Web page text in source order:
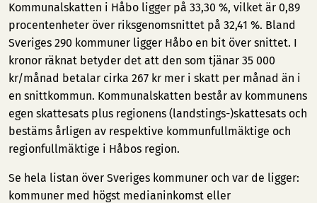
Kommunalskatten i Håbo ligger på 33,30 %, vilket är 0,89
procentenheter över riksgenomsnittet på 32,41 %. Bland
Sveriges 290 kommuner ligger Håbo en bit över snittet. I
kronor räknat betyder det att den som tjänar 35 000
kr/månad betalar cirka 267 kr mer i skatt per månad än i
en snittkommun. Kommunalskatten består av kommunens
egen skattesats plus regionens (landstings-)skattesats och
bestäms årligen av respektive kommunfullmäktige och
regionfullmäktige i Håbos region.
Se hela listan över Sveriges kommuner och var de ligger:
kommuner med högst medianinkomst eller